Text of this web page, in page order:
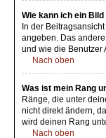
Wie kann ich ein
In der
angeben. Das
und wie die Benutzer
Nach oben
Was ist mein Rang
Ränge, die unter
nicht direkt ändern,
wird deinen Rang
Nach oben